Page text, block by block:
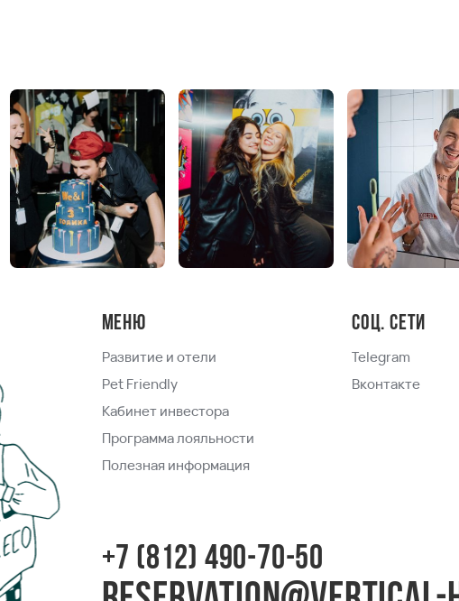
Меню
Развитие и отели
Pet Friendly
Кабинет инвестора
Программа лояльности
Полезная информация
Соц. сети
Telegram
Вконтакте
+7 (812) 490-70-50